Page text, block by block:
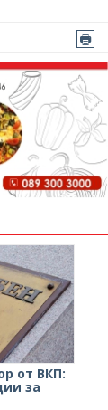
от ВКП:
за